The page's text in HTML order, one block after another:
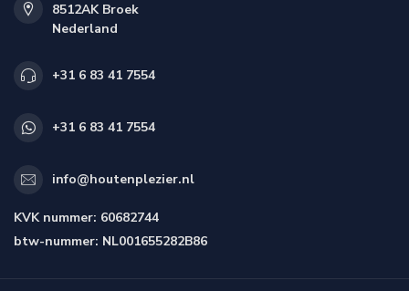
8512AK Broek
Nederland
+31 6 83 41 7554
+31 6 83 41 7554
info@houtenplezier.nl
KVK nummer: 60682744
btw-nummer: NL001655282B86